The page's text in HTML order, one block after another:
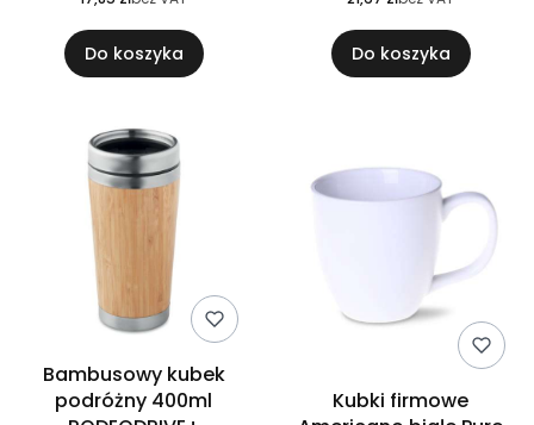
Do koszyka Do koszyka
Bambusowy kubek
podróżny 400ml
Kubki firmowe